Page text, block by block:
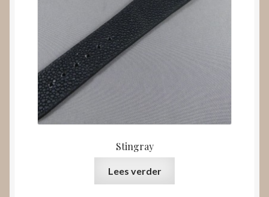
Stingray
Lees verder